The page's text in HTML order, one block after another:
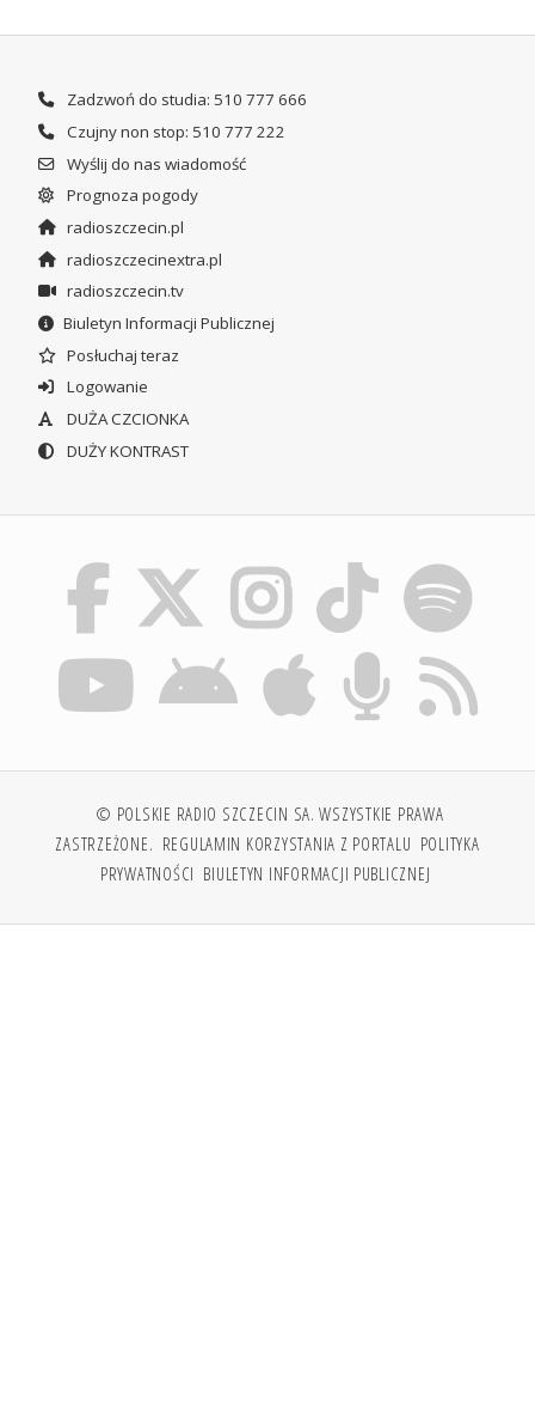
Zadzwoń do studia: 510 777 666
Czujny non stop: 510 777 222
Wyślij do nas wiadomość
Prognoza pogody
radioszczecin.pl
radioszczecinextra.pl
radioszczecin.tv
Biuletyn Informacji Publicznej
Posłuchaj teraz
Logowanie
DUŻA CZCIONKA
DUŻY KONTRAST
© POLSKIE RADIO SZCZECIN SA. WSZYSTKIE PRAWA
ZASTRZEŻONE. REGULAMIN KORZYSTANIA Z PORTALU POLITYKA
PRYWATNOŚCI BIULETYN INFORMACJI PUBLICZNEJ